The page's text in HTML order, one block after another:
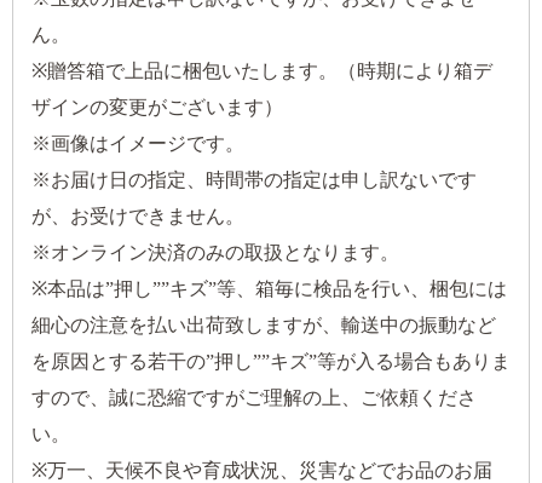
ん。
※贈答箱で上品に梱包いたします。（時期により箱デ
ザインの変更がございます）
※画像はイメージです。
※お届け日の指定、時間帯の指定は申し訳ないです
が、お受けできません。
※オンライン決済のみの取扱となります。
※本品は”押し””キズ”等、箱毎に検品を行い、梱包には
細心の注意を払い出荷致しますが、輸送中の振動など
を原因とする若干の”押し””キズ”等が入る場合もありま
すので、誠に恐縮ですがご理解の上、ご依頼くださ
い。
※万一、天候不良や育成状況、災害などでお品のお届